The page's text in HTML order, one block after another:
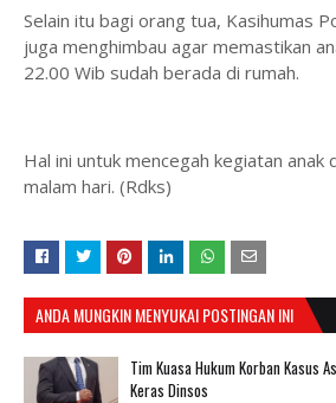
Selain itu bagi orang tua, Kasihumas
juga menghimbau agar memastikan
22.00 Wib sudah berada di rumah.
Hal ini untuk mencegah kegiatan anak
malam hari. (Rdks)
ANDA MUNGKIN MENYUKAI POSTINGAN INI
Tim Kuasa Hukum Korban Kasus
Keras Dinsos